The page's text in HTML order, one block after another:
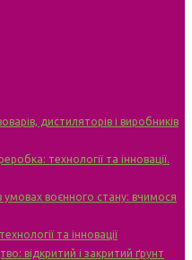
дистиляторів і виробників
технології та інновації.
умовах воєнного стану: вчимося
та інновації
відкритий і закритий ґрунт